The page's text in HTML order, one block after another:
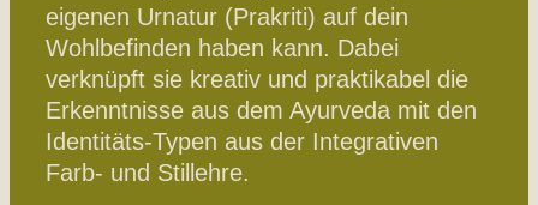
eigenen Urnatur (Prakriti) auf dein
Wohlbefinden haben kann. Dabei
verknüpft sie kreativ und praktikabel die
Erkenntnisse aus dem Ayurveda mit den
Identitäts-Typen aus der Integrativen
Farb- und Stillehre.